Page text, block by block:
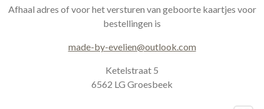
a
r
m
b
o
Afhaal adres of voor het versturen van geboorte kaartjes voor
bestellingen is
made-by-evelien@outlook.com
Ketelstraat 5
6562 LG Groesbeek